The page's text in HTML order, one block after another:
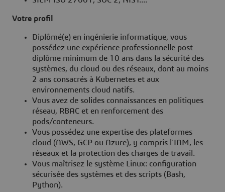
Votre profil
Diplômé(e) en ingénierie informatique, vous
possédez une expérience professionnelle post
diplôme minimum de 10 ans dans la sécurité des
systèmes, du cloud ou des réseaux, dont au moins
2 ans consacrés à Kubernetes et aux
environnements cloud natifs.
Vous avez de solides connaissances en politiques
réseau, RBAC et en renforcement des
pods/conteneurs.
Vous possédez une expertise des plateformes
cloud (AWS, GCP ou Azure), y compris l'IAM, les
réseaux et la protection des charges de travail.
Vous maîtrisez le système Linux: configuration
sécurisée des systèmes et des scripts (Bash,
Python).